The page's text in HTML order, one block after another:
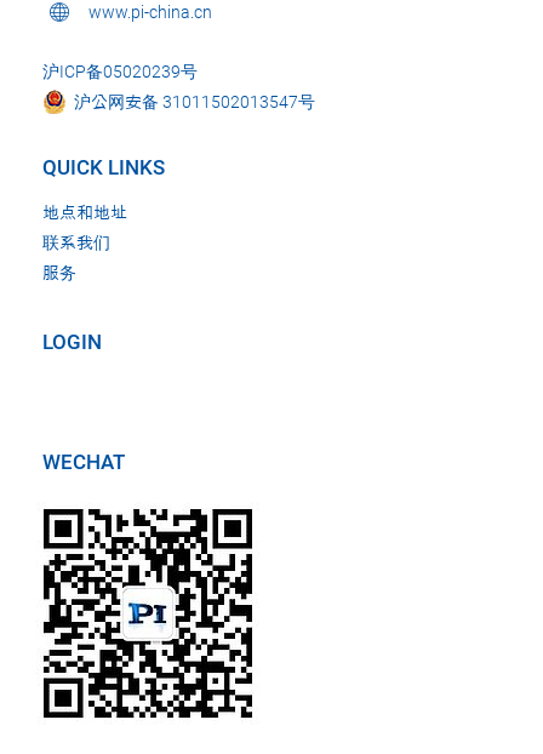
www.pi-china.cn
沪ICP备05020239号
沪公网安备 31011502013547号
QUICK LINKS
地点和地址
联系我们
服务
LOGIN
WECHAT